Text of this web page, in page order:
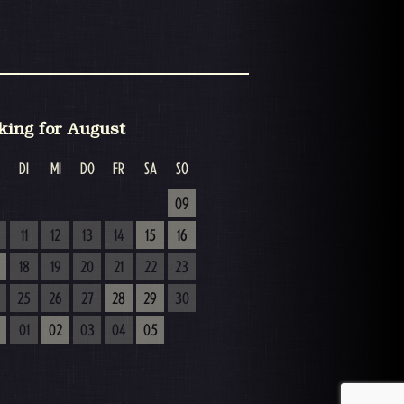
for August
DI MI DO FR SA SO
09
11
12 13 14 15
16
18
19 20 21 22
23
25
26 27 28 29
30
01
02 03 04 05